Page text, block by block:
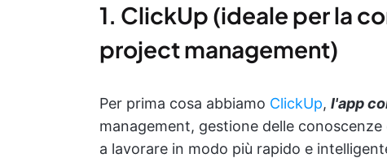
1. ClickUp (ideale per la
project management)
Per prima cosa abbiamo ClickUp, l'app
management, gestione delle
a lavorare in modo più rapido e